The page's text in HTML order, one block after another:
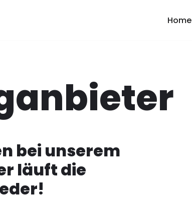
Home
bei unserem
läuft die